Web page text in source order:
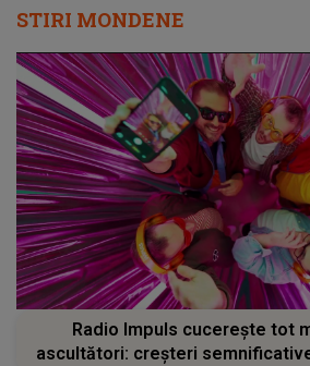
STIRI MONDENE
Radio Impuls cucerește tot
ascultători: creșteri